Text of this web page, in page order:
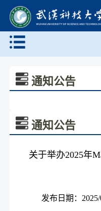
通知公告
通知公告
关于举办2025年
发布日期：